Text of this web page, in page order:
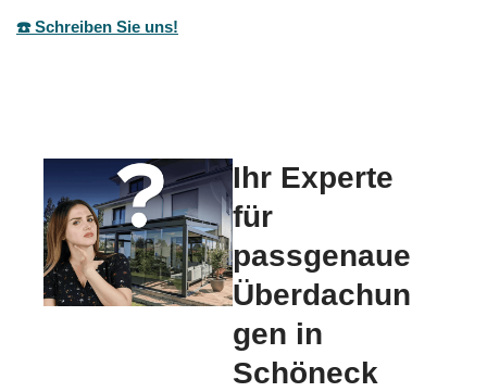
☎️ Schreiben Sie uns!
Ihr Experte
für
passgenaue
Überdachun
gen in
Schöneck